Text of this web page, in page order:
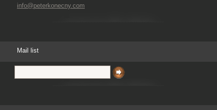
info@peterkonecny.com
Mail list